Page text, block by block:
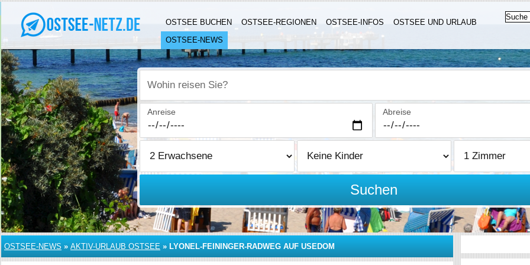
OSTSEE BUCHEN OSTSEE-REGIONEN OSTSEE-INFOS
OSTSEE UND URLAUB
OSTSEE-NEWS
Wohin reisen Sie?
Anreise Abreise
Suchen
OSTSEE-NEWS » AKTIV-URLAUB OSTSEE » LYONEL-FEININGER-RADWEG AUF USEDOM